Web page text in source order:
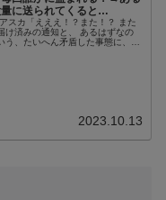
に送られてくると…
スカ「えええ！？また！？ また
け済みの通知と、 あるはずなの
う、たいへん矛盾した事態に、
2023.10.13